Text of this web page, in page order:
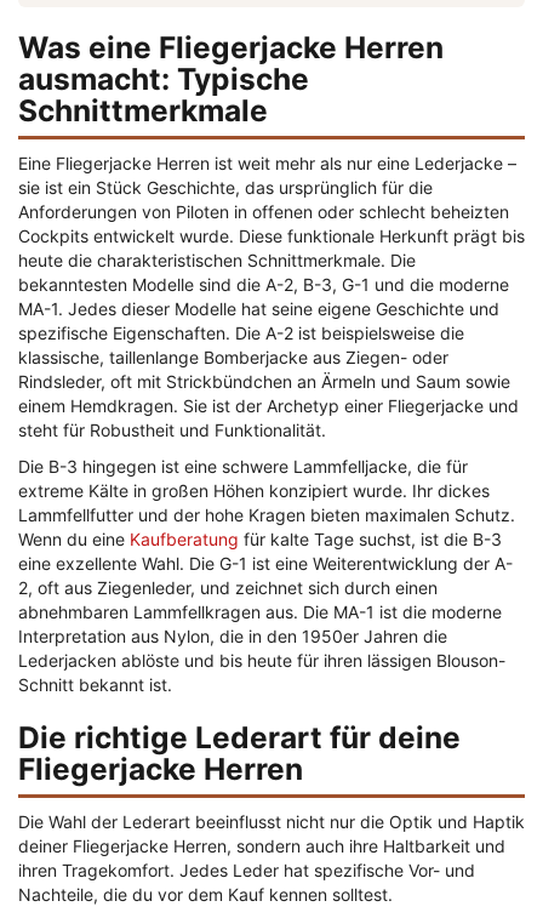
Was eine Fliegerjacke Herren
ausmacht: Typische
Schnittmerkmale
Eine Fliegerjacke Herren ist weit mehr als nur eine Lederjacke –
sie ist ein Stück Geschichte, das ursprünglich für die
Anforderungen von Piloten in offenen oder schlecht beheizten
Cockpits entwickelt wurde. Diese funktionale Herkunft prägt bis
heute die charakteristischen Schnittmerkmale. Die
bekanntesten Modelle sind die A-2, B-3, G-1 und die moderne
MA-1. Jedes dieser Modelle hat seine eigene Geschichte und
spezifische Eigenschaften. Die A-2 ist beispielsweise die
klassische, taillenlange Bomberjacke aus Ziegen- oder
Rindsleder, oft mit Strickbündchen an Ärmeln und Saum sowie
einem Hemdkragen. Sie ist der Archetyp einer Fliegerjacke und
steht für Robustheit und Funktionalität.
Die B-3 hingegen ist eine schwere Lammfelljacke, die für
extreme Kälte in großen Höhen konzipiert wurde. Ihr dickes
Lammfellfutter und der hohe Kragen bieten maximalen Schutz.
Wenn du eine Kaufberatung für kalte Tage suchst, ist die B-3
eine exzellente Wahl. Die G-1 ist eine Weiterentwicklung der A-
2, oft aus Ziegenleder, und zeichnet sich durch einen
abnehmbaren Lammfellkragen aus. Die MA-1 ist die moderne
Interpretation aus Nylon, die in den 1950er Jahren die
Lederjacken ablöste und bis heute für ihren lässigen Blouson-
Schnitt bekannt ist.
Die richtige Lederart für deine
Fliegerjacke Herren
Die Wahl der Lederart beeinflusst nicht nur die Optik und Haptik
deiner Fliegerjacke Herren, sondern auch ihre Haltbarkeit und
ihren Tragekomfort. Jedes Leder hat spezifische Vor- und
Nachteile, die du vor dem Kauf kennen solltest.